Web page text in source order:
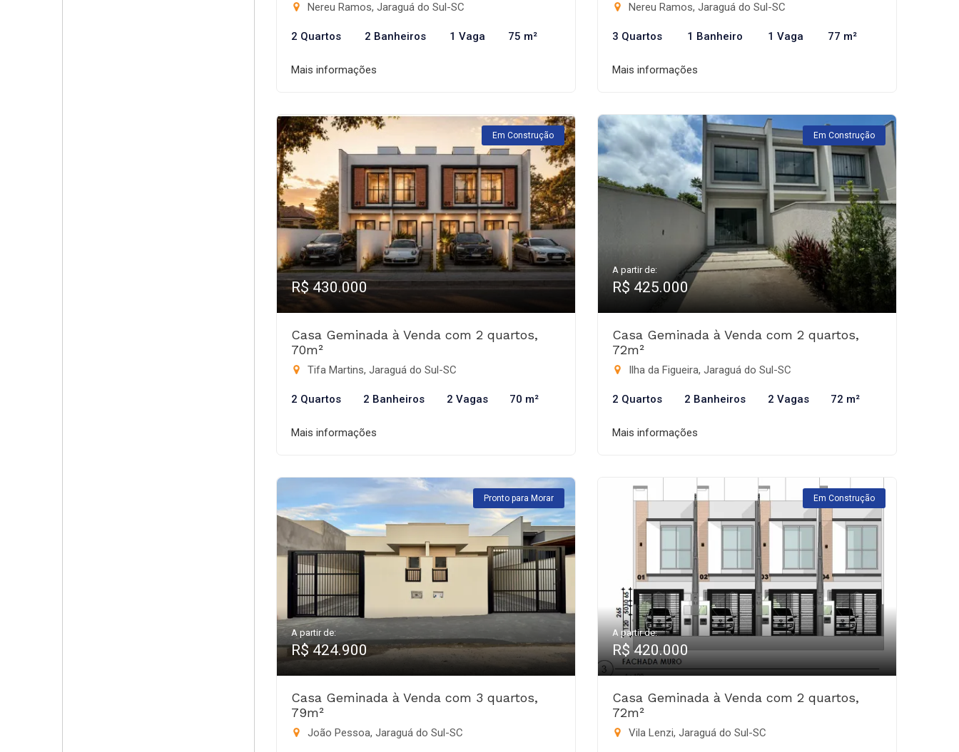
Nereu Ramos, Jaraguá do Sul-SC
2 Quartos 2 Banheiros 1 Vaga 75 m²
Mais informações
Nereu Ramos, Jaraguá do Sul-SC
3 Quartos 1 Banheiro 1 Vaga 77 m²
Mais informações
Em Construção
R$ 430.000
Casa Geminada à Venda com 2 quartos,
70m²
Tifa Martins, Jaraguá do Sul-SC
2 Quartos 2 Banheiros 2 Vagas 70 m²
Mais informações
Em Construção
A partir de:
R$ 425.000
Casa Geminada à Venda com 2 quartos,
72m²
Ilha da Figueira, Jaraguá do Sul-SC
2 Quartos 2 Banheiros 2 Vagas 72 m²
Mais informações
Pronto para Morar
A partir de:
R$ 424.900
Casa Geminada à Venda com 3 quartos,
79m²
João Pessoa, Jaraguá do Sul-SC
Em Construção
A partir de:
R$ 420.000
Casa Geminada à Venda com 2 quartos,
72m²
Vila Lenzi, Jaraguá do Sul-SC